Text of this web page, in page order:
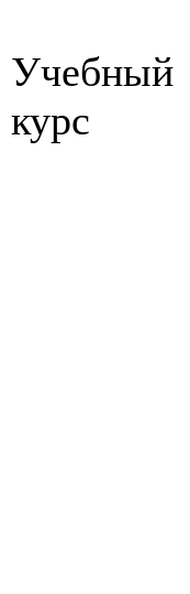
Учебный
курс